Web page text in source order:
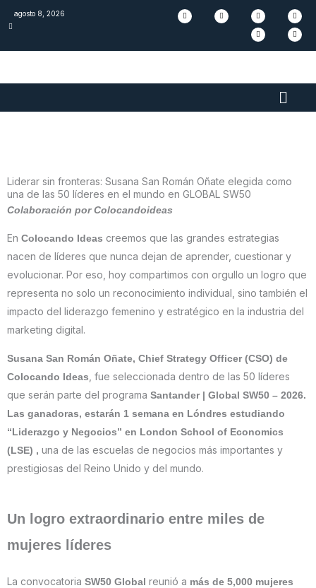
agosto 8, 2026
F
a
c
o
I
n
s
r
L
i
n
k
e
i
T
i
k
t
o
S
p
o
t
i
y
Y
o
u
t
u
e
Main
Liderar sin fronteras: Susana San Román Oñate elegida como
una de las 50 líderes en el mundo en GLOBAL SW50
Colaboración por Colocandoideas
En Colocando Ideas creemos que las grandes estrategias
nacen de líderes que nunca dejan de aprender, cuestionar y
evolucionar. Por eso, hoy compartimos con orgullo un logro que
representa no solo un reconocimiento individual, sino también el
impacto del liderazgo femenino y estratégico en la industria del
marketing digital.
Susana San Román Oñate, Chief Strategy Officer (CSO) de
Colocando Ideas , fue seleccionada dentro de las 50 líderes
que serán parte del programa Santander | Global SW50 – 2026.
Las ganadoras, estarán 1 semana en Lóndres estudiando
“Liderazgo y Negocios” en London School of Economics
(LSE) , una de las escuelas de negocios más importantes y
prestigiosas del Reino Unido y del mundo.
Un logro extraordinario entre miles de
mujeres líderes
La convocatoria SW50 Global reunió a más de 5,000 mujeres